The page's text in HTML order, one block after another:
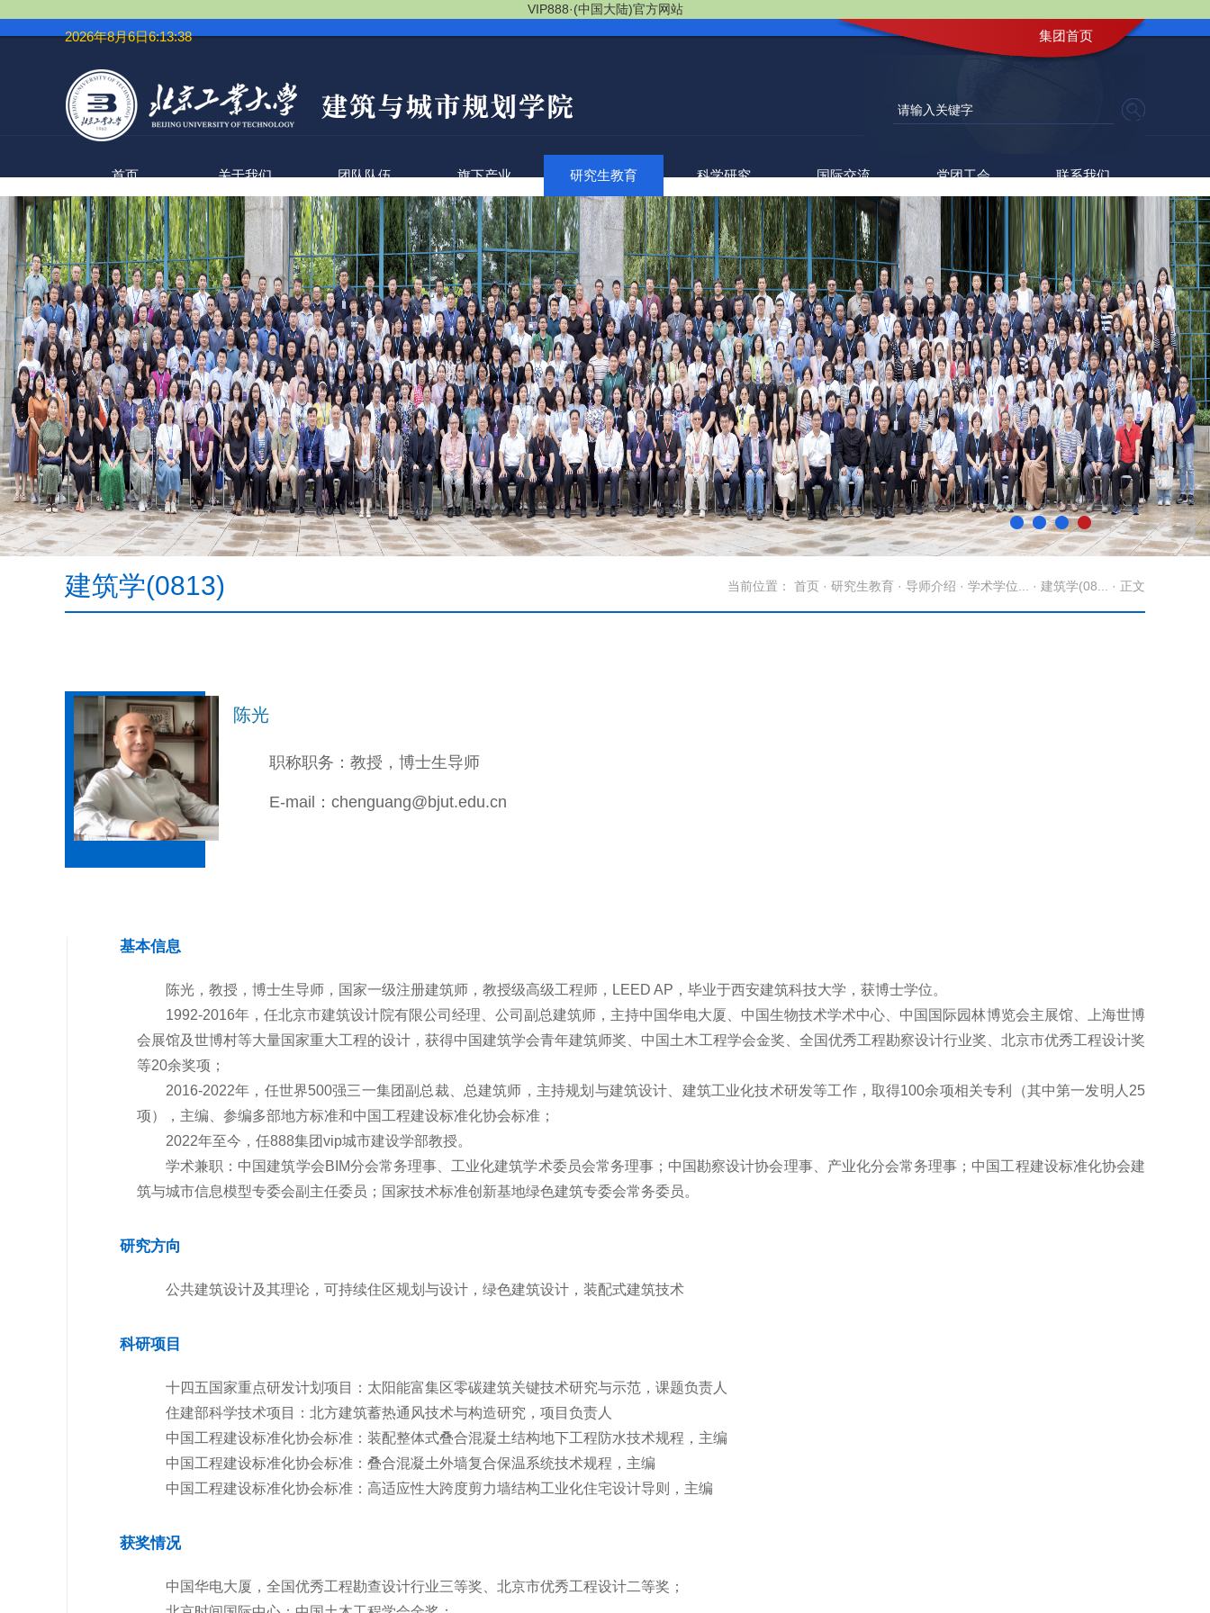
VIP888·(中国大陆)官方网站
2026年8月6日6:13:39 集团首页
首页 关于我们 团队队伍 旗下产业 研究生教育 科学研究 国际交流 党团工会 联系我们
当前位置： 首页 · 研究生教育 · 导师介绍 · 学术学位... · 建筑学(08... · 正文
建筑学(0813)
陈光
职称职务：教授，博士生导师
E-mail：chenguang@bjut.edu.cn
基本信息
陈光，教授，博士生导师，国家一级注册建筑师，教授级高级工程师，LEED AP，毕业于西安建筑科技大学，获博士学位。
1992-2016年，任北京市建筑设计院有限公司经理、公司副总建筑师，主持中国华电大厦、中国生物技术学术中心、中国国际园林博览会主展馆、上海世博
会展馆及世博村等大量国家重大工程的设计，获得中国建筑学会青年建筑师奖、中国土木工程学会金奖、全国优秀工程勘察设计行业奖、北京市优秀工程设计奖
等20余奖项；
2016-2022年，任世界500强三一集团副总裁、总建筑师，主持规划与建筑设计、建筑工业化技术研发等工作，取得100余项相关专利（其中第一发明人25
项），主编、参编多部地方标准和中国工程建设标准化协会标准；
2022年至今，任888集团vip城市建设学部教授。
学术兼职：中国建筑学会BIM分会常务理事、工业化建筑学术委员会常务理事；中国勘察设计协会理事、产业化分会常务理事；中国工程建设标准化协会建
筑与城市信息模型专委会副主任委员；国家技术标准创新基地绿色建筑专委会常务委员。
研究方向
公共建筑设计及其理论，可持续住区规划与设计，绿色建筑设计，装配式建筑技术
科研项目
十四五国家重点研发计划项目：太阳能富集区零碳建筑关键技术研究与示范，课题负责人
住建部科学技术项目：北方建筑蓄热通风技术与构造研究，项目负责人
中国工程建设标准化协会标准：装配整体式叠合混凝土结构地下工程防水技术规程，主编
中国工程建设标准化协会标准：叠合混凝土外墙复合保温系统技术规程，主编
中国工程建设标准化协会标准：高适应性大跨度剪力墙结构工业化住宅设计导则，主编
获奖情况
中国华电大厦，全国优秀工程勘查设计行业三等奖、北京市优秀工程设计二等奖；